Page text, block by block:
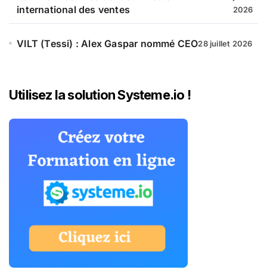
international des ventes
2026
VILT (Tessi) : Alex Gaspar nommé CEO28 juillet 2026
Utilisez la solution Systeme.io !